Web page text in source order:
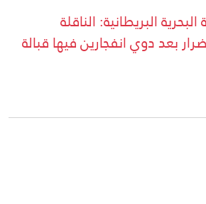
البريطانية: الناقلة
بعد دوي انفجارين فيها قبالة